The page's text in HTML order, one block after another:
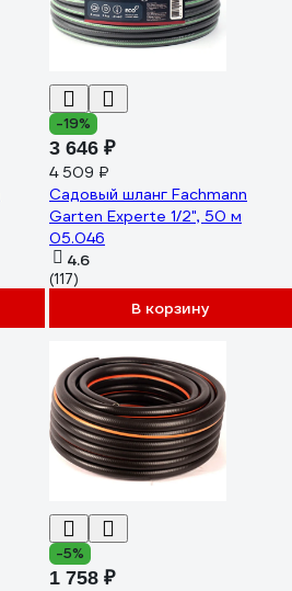
-19%
3 646 ₽
4 509 ₽
Садовый шланг Fachmann
Garten Experte 1/2", 50 м
05.046
4.6
(117)
В корзину
-5%
1 758 ₽